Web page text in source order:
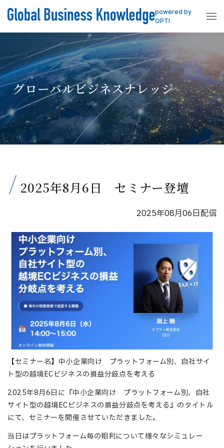
powered by
OPTI
グローバルビジネスナレッジ
2025年8月6日 セミナー登壇
2025年08月06日配信
【セミナー名】中小企業向け プラットフォーム別、自社サイ
ト型の越境ECビジネスの損益分岐点を考える
2025年8月6日に『中小企業向け プラットフォーム別、自社
サイト型の越境ECビジネスの損益分岐点を考える』のタイトル
にて、セミナーを開催させていただきました。
当日はプラットフォーム毎の粗利について様々なシミュレー